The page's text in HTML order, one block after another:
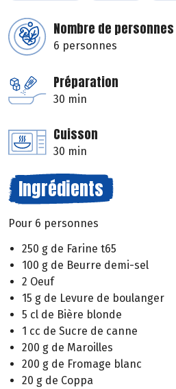
Nombre de personnes
6 personnes
Préparation
30 min
Cuisson
30 min
Ingrédients
Pour 6 personnes
250 g de Farine t65
100 g de Beurre demi-sel
2 Oeuf
15 g de Levure de boulanger
5 cl de Bière blonde
1 cc de Sucre de canne
200 g de Maroilles
200 g de Fromage blanc
20 g de Coppa